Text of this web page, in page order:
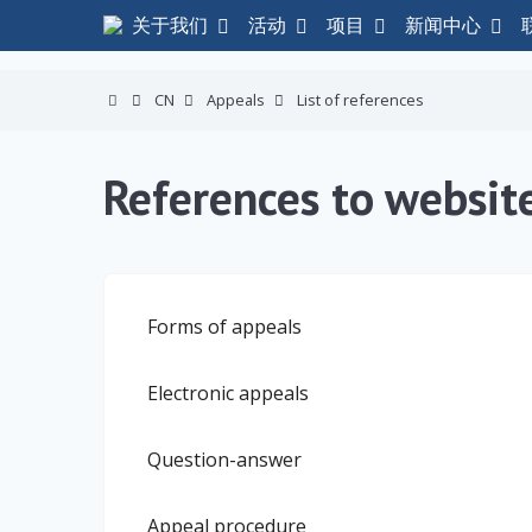
关于我们 活动 项目 新闻中心
CN Appeals List of references
References to
Forms of appeals
Electronic appeals
Question-answer
Appeal procedure